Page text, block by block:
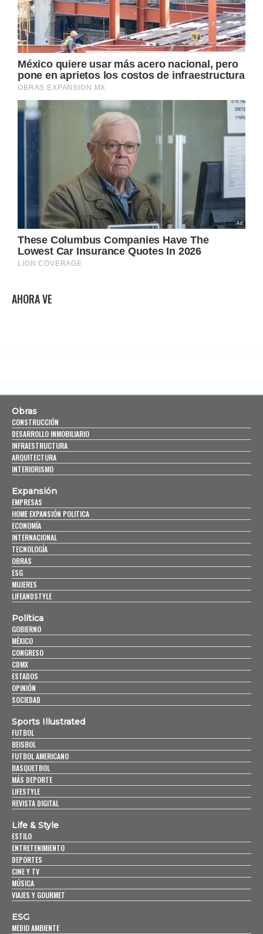
AHORA VE
Obras
CONSTRUCCIÓN
DESARROLLO INMOBILIARIO
INFRAESTRUCTURA
ARQUITECTURA
INTERIORISMO
Expansión
EMPRESAS
HOME EXPANSIÓN POLITICA
ECONOMÍA
INTERNACIONAL
TECNOLOGÍA
OBRAS
ESG
MUJERES
LIFEANDSTYLE
Política
GOBIERNO
MÉXICO
CONGRESO
CDMX
ESTADOS
OPINIÓN
SOCIEDAD
Sports Illustrated
FUTBOL
BEISBOL
FUTBOL AMERICANO
BASQUETBOL
MÁS DEPORTE
LIFESTYLE
REVISTA DIGITAL
Life & Style
ESTILO
ENTRETENIMIENTO
DEPORTES
CINE Y TV
MÚSICA
VIAJES Y GOURMET
ESG
MEDIO AMBIENTE